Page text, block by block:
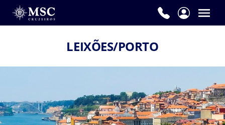
LEIXÕES/PORTO